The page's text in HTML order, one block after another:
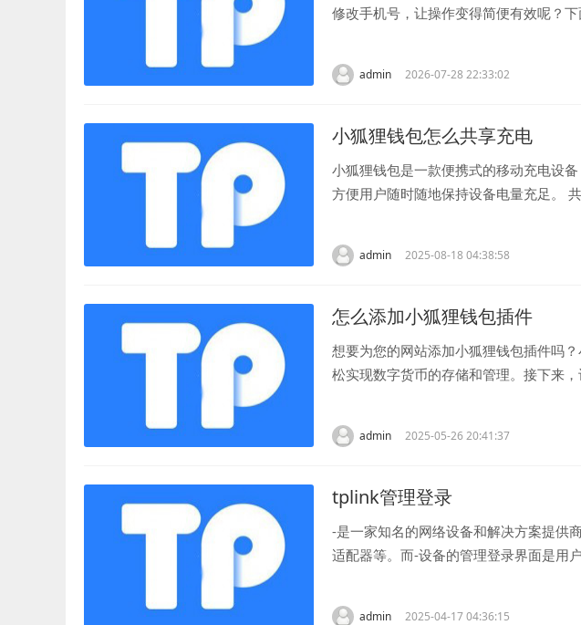
修改手机号，让操作变得简便有效呢？
admin 2026-07-28 22:33:02
小狐狸钱包怎么共享充电
小狐狸钱包是一款便携式的移动充电设
方便用户随时随地保持设备电量充足。
admin 2025-08-18 04:38:58
怎么添加小狐狸钱包插件
想要为您的网站添加小狐狸钱包插件吗
松实现数字货币的存储和管理。接下来
admin 2025-05-26 20:41:37
tplink管理登录
-是一家知名的网络设备和解决方案提供
适配器等。而-设备的管理登录界面是用
admin 2025-04-17 04:36:15